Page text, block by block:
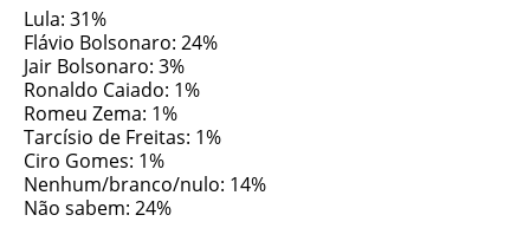
Lula: 31%
Flávio Bolsonaro: 24%
Jair Bolsonaro: 3%
Ronaldo Caiado: 1%
Romeu Zema: 1%
Tarcísio de Freitas: 1%
Ciro Gomes: 1%
Nenhum/branco/nulo: 14%
Não sabem: 24%